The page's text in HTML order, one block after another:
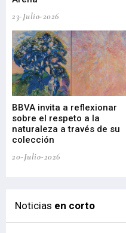
23-Julio-2026
BBVA invita a reflexionar
sobre el respeto a la
naturaleza a través de su
colección
20-Julio-2026
Noticias en corto